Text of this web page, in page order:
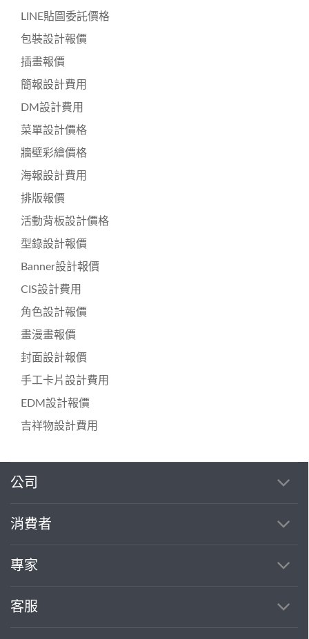
LINE貼圖委託價格
包裝設計報價
插畫報價
簡報設計費用
DM設計費用
菜單設計價格
牆壁彩繪價格
海報設計費用
排版報價
活動背板設計價格
型錄設計報價
Banner設計報價
CIS設計費用
角色設計報價
畫漫畫報價
封面設計報價
手工卡片設計費用
EDM設計報價
吉祥物設計費用
公司
消費者
專家
客服